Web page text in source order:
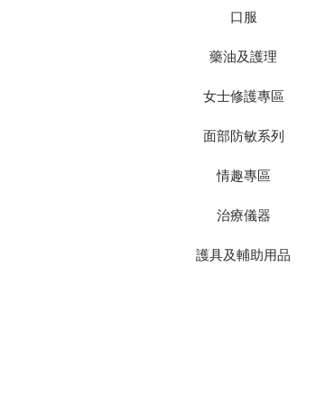
口服
藥油及護理
女士修護專區
面部防敏系列
情趣專區
治療儀器
護具及輔助用品